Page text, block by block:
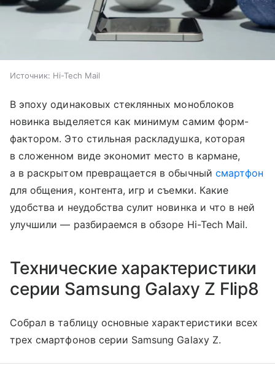
Источник: Hi-Tech Mail
В эпоху одинаковых стеклянных моноблоков
новинка выделяется как минимум самим форм-
фактором. Это стильная раскладушка, которая
в сложенном виде экономит место в кармане,
а в раскрытом превращается в обычный смартфон
для общения, контента, игр и съемки. Какие
удобства и неудобства сулит новинка и что в ней
улучшили — разбираемся в обзоре Hi-Tech Mail.
Технические характеристики
серии Samsung Galaxy Z Flip8
Собрал в таблицу основные характеристики всех
трех смартфонов серии Samsung Galaxy Z.